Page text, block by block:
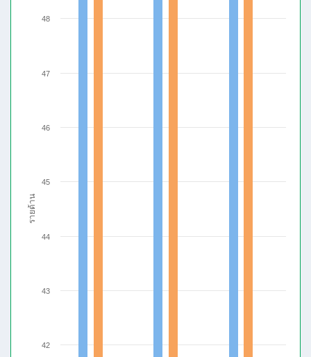
รายด้าน
42
43
44
45
46
47
48